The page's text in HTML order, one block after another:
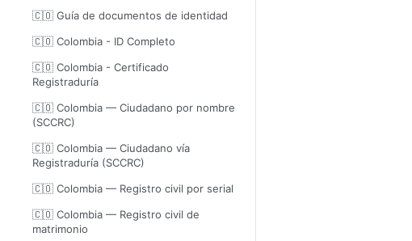
🇨🇴 Guía de documentos de identidad
🇨🇴 Colombia - ID Completo
🇨🇴 Colombia - Certificado
Registraduría
🇨🇴 Colombia — Ciudadano por nombre
(SCCRC)
🇨🇴 Colombia — Ciudadano vía
Registraduría (SCCRC)
🇨🇴 Colombia — Registro civil por serial
🇨🇴 Colombia — Registro civil de
matrimonio